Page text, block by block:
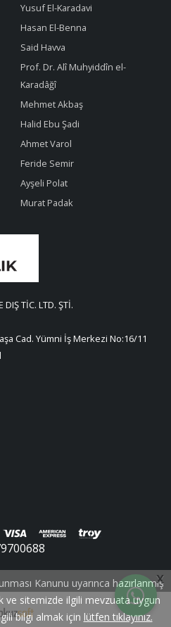
Yusuf El-Karadavi
Hasan El-Benna
Said Havva
Prof. Dr. Alî Muhyiddîn el-
Karadâğî
Mehmet Akbaş
Halid Ebu Şadi
Ahmet Varol
Feride Semir
Ayşeli Polat
Murat Padak
DIŞ TİC. LTD. ŞTİ.
Cad. Yümni İş Merkezi No:16/11
Kanunu uyarınca hazırlanmış
ve sitemizde ilgili mevzuata uygun
bilgi almak için lütfen tıklayınız.
X